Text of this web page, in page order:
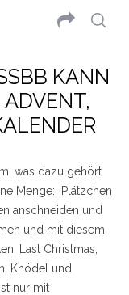
KANN
was dazu gehört.
Menge: Plätzchen
anschneiden und
und mit diesem
Last Christmas,
Knödel und
nur mit